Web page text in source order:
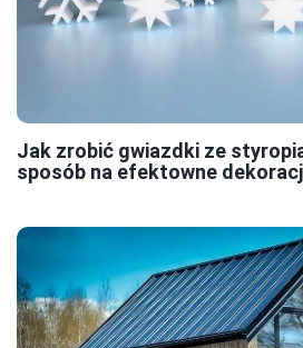
Jak zrobić gwiazdki ze
sposób na efektowne